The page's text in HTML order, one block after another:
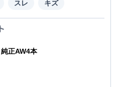
スレ キズ
正AW4本